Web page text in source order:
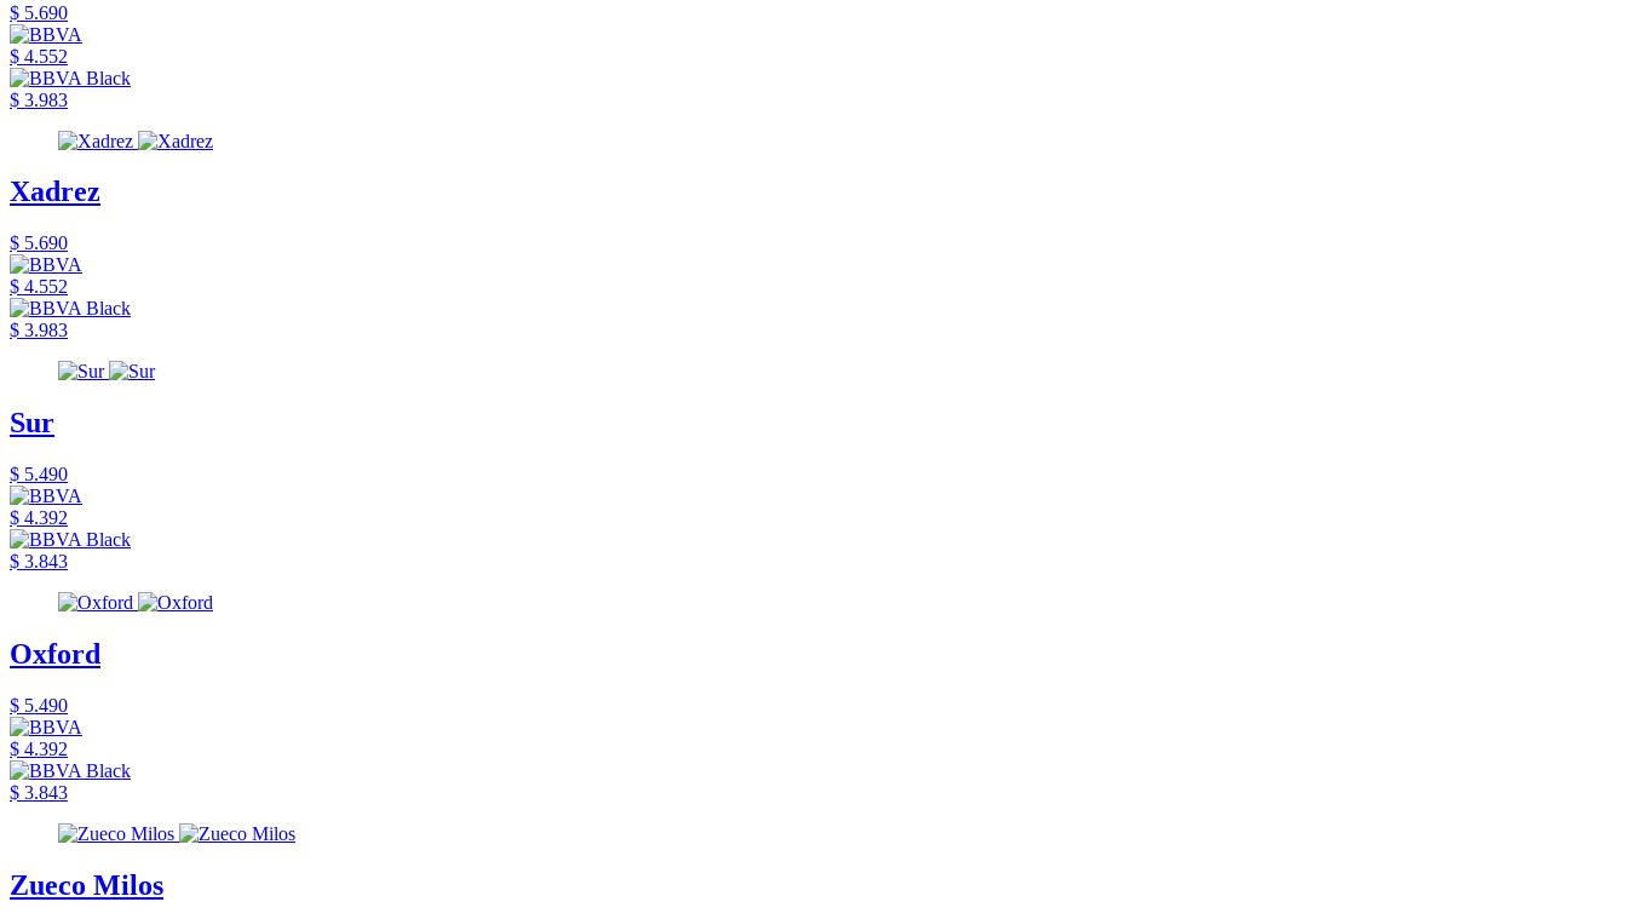
$ 5.690
$ 4.552
$ 3.983
Xadrez
$ 5.690
$ 4.552
$ 3.983
Sur
$ 5.490
$ 4.392
$ 3.843
Oxford
$ 5.490
$ 4.392
$ 3.843
Zueco Milos